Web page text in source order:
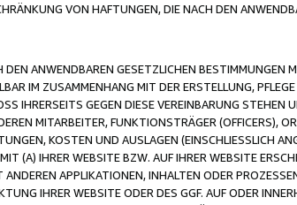
VON HAFTUNGEN, DIE NACH DEN
ANWENDBAREN GESETZLICHEN BESTIMMUNGEN
IM ZUSAMMENHANG MIT DER ERSTELLUNG,
IHRERSEITS GEGEN DIESE VEREINBARUNG STEHEN
MITARBEITER, FUNKTIONSTRÄGER (OFFICERS),
KOSTEN UND AUSLAGEN (EINSCHLIESSLICH
(A) IHRER WEBSITE BZW. AUF IHRER WEBSITE
APPLIKATIONEN, INHALTEN ODER
IHRER WEBSITE ODER DES GGF. AUF ODER